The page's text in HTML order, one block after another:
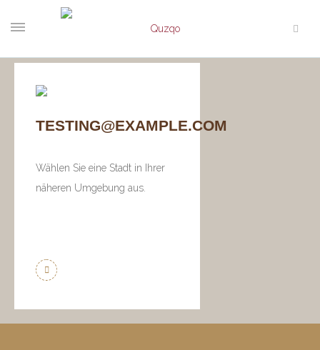
TESTING@EXAMPLE.COM
Wählen Sie eine Stadt in Ihrer
näheren Umgebung aus.